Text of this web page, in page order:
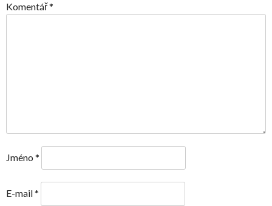
Komentář*
Jméno *
E-mail*